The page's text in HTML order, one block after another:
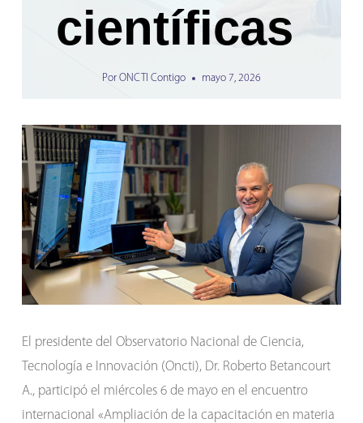
científicas
Por ONCTI Contigo mayo 7, 2026
El presidente del Observatorio Nacional de Ciencia,
Tecnología e Innovación (Oncti), Dr. Roberto Betancourt
A., participó el miércoles 6 de mayo en el encuentro
internacional «Ampliación de la capacitación en materia